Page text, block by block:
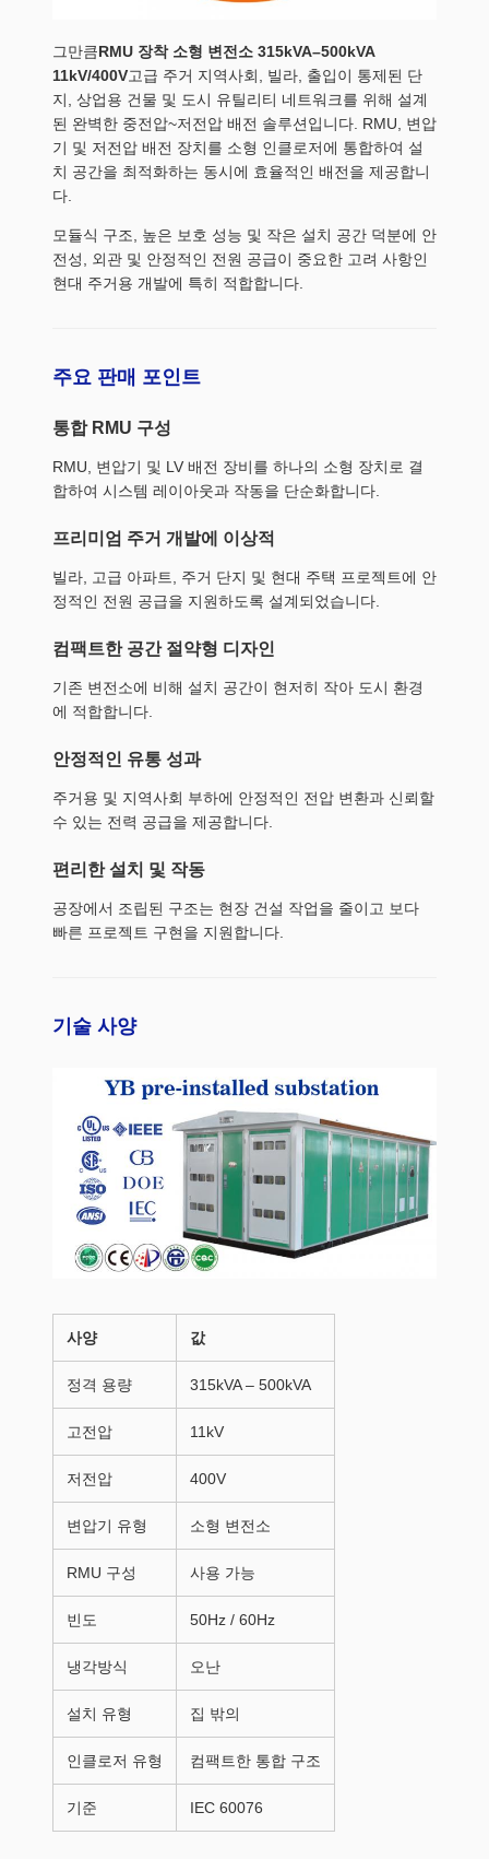
그만큼RMU 장착 소형 변전소 315kVA–500kVA
11kV/400V고급 주거 지역사회, 빌라, 출입이 통제된 단
지, 상업용 건물 및 도시 유틸리티 네트워크를 위해 설계
된 완벽한 중전압~저전압 배전 솔루션입니다. RMU, 변압
기 및 저전압 배전 장치를 소형 인클로저에 통합하여 설
치 공간을 최적화하는 동시에 효율적인 배전을 제공합니
다.
모듈식 구조, 높은 보호 성능 및 작은 설치 공간 덕분에 안
전성, 외관 및 안정적인 전원 공급이 중요한 고려 사항인
현대 주거용 개발에 특히 적합합니다.
주요 판매 포인트
통합 RMU 구성
RMU, 변압기 및 LV 배전 장비를 하나의 소형 장치로 결
합하여 시스템 레이아웃과 작동을 단순화합니다.
프리미엄 주거 개발에 이상적
빌라, 고급 아파트, 주거 단지 및 현대 주택 프로젝트에 안
정적인 전원 공급을 지원하도록 설계되었습니다.
컴팩트한 공간 절약형 디자인
기존 변전소에 비해 설치 공간이 현저히 작아 도시 환경
에 적합합니다.
안정적인 유통 성과
주거용 및 지역사회 부하에 안정적인 전압 변환과 신뢰할
수 있는 전력 공급을 제공합니다.
편리한 설치 및 작동
공장에서 조립된 구조는 현장 건설 작업을 줄이고 보다
빠른 프로젝트 구현을 지원합니다.
기술 사양
사양 값
정격 용량 315kVA – 500kVA
고전압 11kV
저전압 400V
변압기 유형 소형 변전소
RMU 구성 사용 가능
빈도 50Hz / 60Hz
냉각방식 오난
설치 유형 집 밖의
인클로저 유형 컴팩트한 통합 구조
기준 IEC 60076